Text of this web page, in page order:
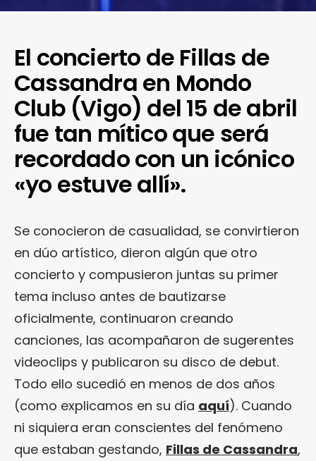
El concierto de Fillas de
Cassandra en Mondo
Club (Vigo) del 15 de abril
fue tan mítico que será
recordado con un icónico
«yo estuve allí».
Se conocieron de casualidad, se convirtieron
en dúo artístico, dieron algún que otro
concierto y compusieron juntas su primer
tema incluso antes de bautizarse
oficialmente, continuaron creando
canciones, las acompañaron de sugerentes
videoclips y publicaron su disco de debut.
Todo ello sucedió en menos de dos años
(como explicamos en su día aquí). Cuando
ni siquiera eran conscientes del fenómeno
que estaban gestando, Fillas de Cassandra,